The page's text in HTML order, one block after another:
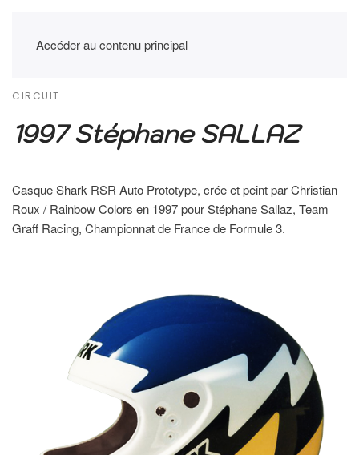
Accéder au contenu principal
CIRCUIT
1997 Stéphane SALLAZ
Casque Shark RSR Auto Prototype, crée et peint par Christian
Roux / Rainbow Colors en 1997 pour Stéphane Sallaz, Team
Graff Racing, Championnat de France de Formule 3.